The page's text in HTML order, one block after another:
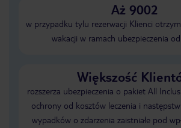
Aż 9002
w przypadku tylu rezerwacji Klienci
wakacji w ramach ubezpieczenia
Większość
rozszerza ubezpieczenia o pakiet All
ochrony od kosztów leczenia i następstw
wypadków o zdarzenia zaistniałe pod